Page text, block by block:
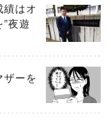
績はオ
夜遊
ザーを